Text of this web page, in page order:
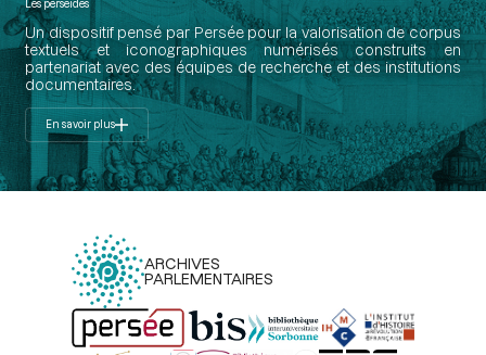
Les perséides
Un dispositif pensé par Persée pour la valorisation de corpus
textuels et iconographiques numérisés construits en
partenariat avec des équipes de recherche et des institutions
documentaires.
En savoir plus
ARCHIVES
PARLEMENTAIRES